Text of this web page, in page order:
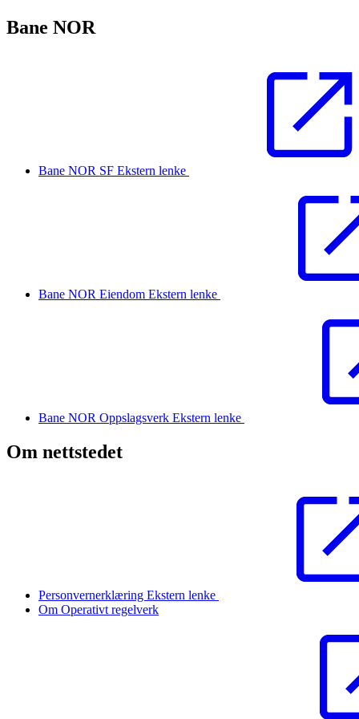
Bane NOR
Bane NOR SF Ekstern lenke
Bane NOR Eiendom Ekstern lenke
Bane NOR Oppslagsverk Ekstern lenke
Om nettstedet
Personvernerklæring Ekstern lenke
Om Operativt regelverk